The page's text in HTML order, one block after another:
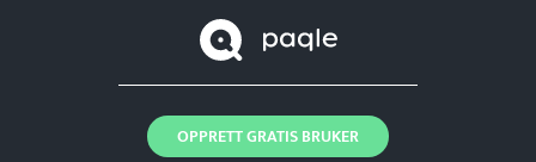
OPPRETT GRATIS BRUKER